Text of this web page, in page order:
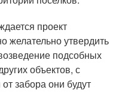
проект
желательно утвердить
подсобных
объектов, с
забора они будут